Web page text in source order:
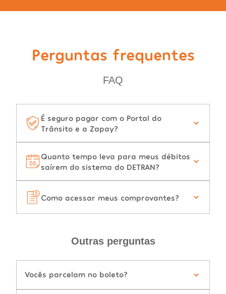
Perguntas frequentes
FAQ
É seguro pagar com o Portal do
Trânsito e a Zapay?
Quanto tempo leva para meus débitos
saírem do sistema do DETRAN?
Como acessar meus comprovantes?
Outras perguntas
Vocês parcelam no boleto?